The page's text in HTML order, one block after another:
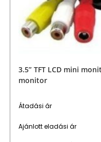
3.5” TFT LCD mini
monitor
Átadási ár
Ajánlott eladási ár